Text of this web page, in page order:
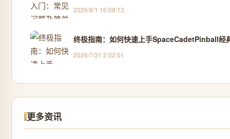
2026/8/1 16:08:13
终极指南：如何快速上手SpaceCadetPinball经
2026/7/31 2:02:01
更多资讯